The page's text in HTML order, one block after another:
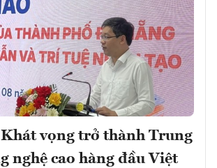
vọng trở thành Trung
nghệ cao hàng đầu Việt